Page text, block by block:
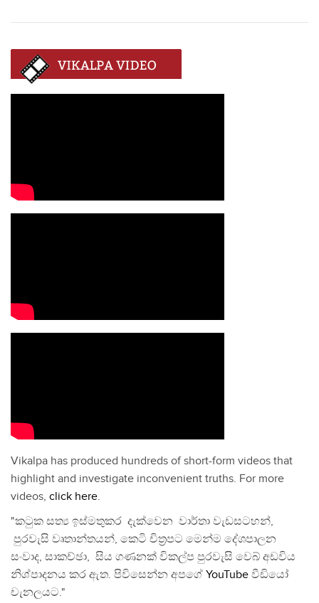
Vikalpa has produced hundreds of short-form videos that
highlight and investigate inconvenient truths. For more
videos, click here.
"කටුක සත්‍ය ඉස්මතුකර දැක්වෙන වාර්තා වැඩසටහන්,
පුරවැසි වෘතාන්තයන්, කෙටි චිත්‍රපට මෙන්ම දේශපාලන
සංවාද, සාකච්ඡා, සිය ගණනක් විකල්ප පුරවැසි වෙබ් අඩවිය
නිශ්පාදනය කර ඇත. පිවිසෙන්න අපගේ YouTube වීඩියෝ
චැනලයට."